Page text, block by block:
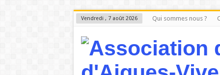
Vendredi , 7 août 2026 Qui sommes nous ?